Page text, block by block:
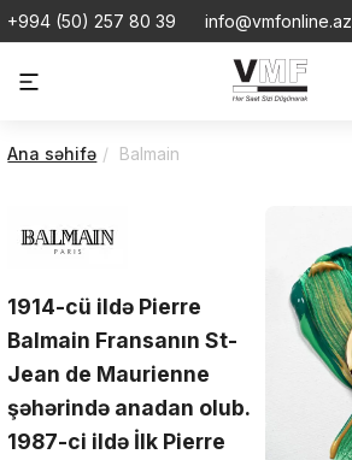
+994 (50) 257 80 39 info@vmfonline.az
Ana səhifə Balmain
1914-cü ildə Pierre
Balmain Fransanın St-
Jean de Maurienne
şəhərində anadan olub.
1987-ci ildə İlk Pierre